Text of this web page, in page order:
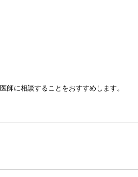
に相談することをおすすめします。